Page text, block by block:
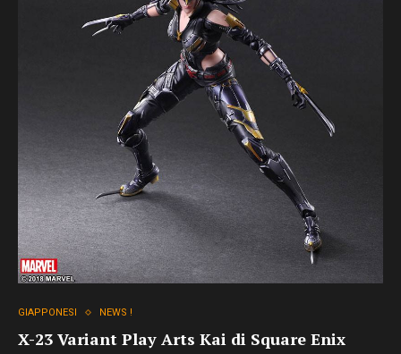
GIAPPONESI NEWS !
X-23 Variant Play Arts Kai di Square Enix